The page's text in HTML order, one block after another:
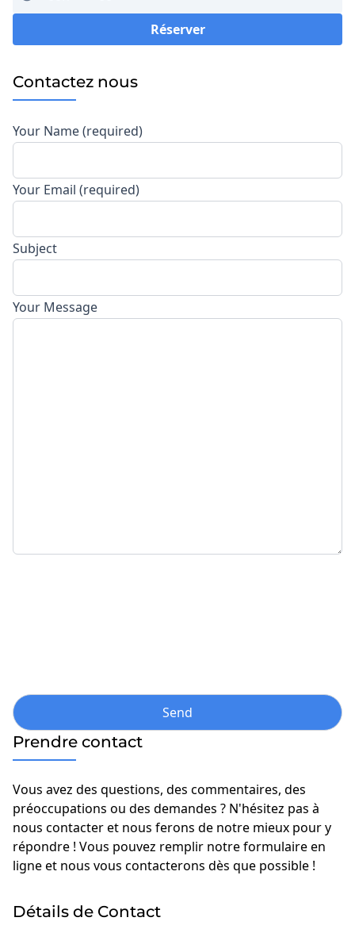
Loading...
Réserver
Contactez nous
Your Name (required)
Your Email (required)
Subject
Your Message
Prendre contact
Vous avez des questions, des commentaires, des
préoccupations ou des demandes ? N'hésitez pas à
nous contacter et nous ferons de notre mieux pour y
répondre ! Vous pouvez remplir notre formulaire en
ligne et nous vous contacterons dès que possible !
Détails de Contact